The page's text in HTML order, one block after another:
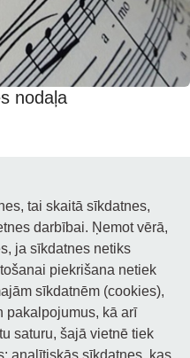
nodaļa
tai skaitā sīkdatnes,
darbībai. Ņemot vērā,
ja sīkdatnes netiks
piekrišana netiek
sīkdatnēm (cookies),
pakalpojumus, kā arī
saturu, šajā vietnē tiek
analītiskās sīkdatnes, kas